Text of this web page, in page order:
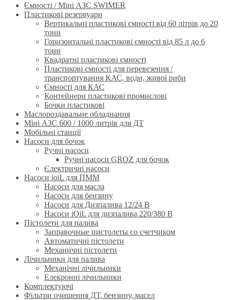
Ємності / Міні АЗС SWIMER
Пластикові резервуари
Вертикальні пластикові ємності від 60 літрів до 20
тонн
Горизонтальні пластикові ємності від 85 л до 6
тонн
Квадратні пластикові ємності
Пластикові ємності для перевезення /
транспортування КАС, води, живої риби
Ємності для КАС
Контейнери пластикові промислові
Бочки пластикові
Маслороздавальне обладнання
Міні АЗС 600 / 1000 литрів для ДТ
Мобільні станції
Насоси для бочок
Ручнi насоси
Ручні насоси GROZ для бочок
Єлектричні насоси
Насоси ioiL для ПММ
Насоси для масла
Насоси для бензину
Насоси для Дизпалива 12/24 B
Насоси iOiL для дизпалива 220/380 B
Пістолети для палива
Заправочные пистолеты со счетчиком
Автоматичні пістолети
Механичні пістолети
Лічильники для палива
Механічні лічильники
Елекронні лічильники
Комплектуючі
Фільтри очищення ДТ, бензину, масел